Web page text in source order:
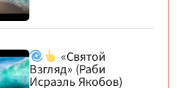
«Святой
Взгляд» (Раби
Исраэль Якобов)